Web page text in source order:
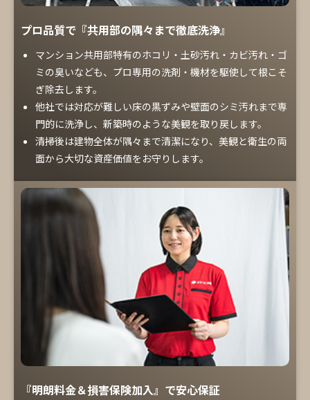
プロ品質で『共用部の隅々まで徹底洗浄』
マンション共用部特有のホコリ・土砂汚れ・カビ汚れ・ゴ
ミの臭いなども、プロ専用の洗剤・機材を駆使して根こそ
ぎ除去します。
他社では対応が難しい床の黒ずみや壁面のシミ汚れまで専
門的に洗浄し、新築時のような美観を取り戻します。
清掃後は建物全体が隅々まで清潔になり、美観と衛生の両
面から大切な資産価値をお守りします。
『明朗料金＆損害保険加入』で安心保証